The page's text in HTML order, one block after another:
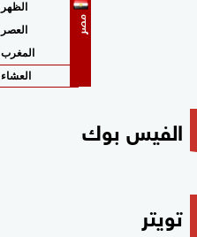
مصر
الظهر
العصر
المغرب
العشاء
الفيس بوك
تويتر